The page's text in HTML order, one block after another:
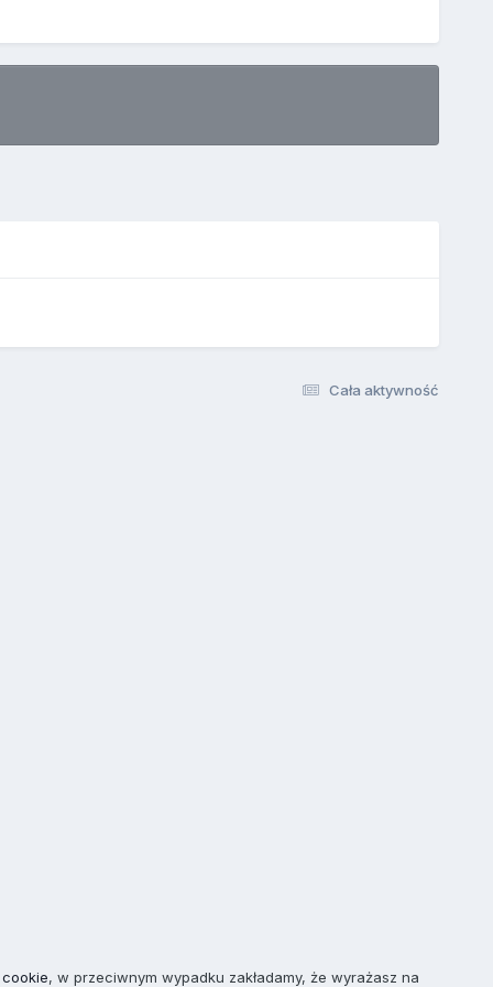
Cała aktywność
, w przeciwnym wypadku zakładamy, że wyrażasz na